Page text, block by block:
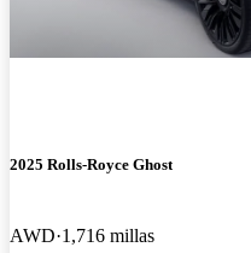
2025 Rolls-Royce Ghost
AWD 1,716 millas